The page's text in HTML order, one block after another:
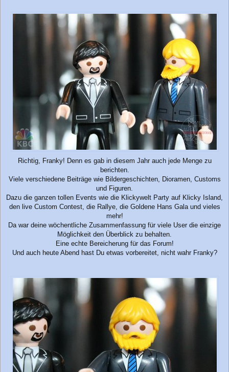
Richtig, Franky! Denn es gab in diesem Jahr auch jede Menge zu
berichten.
Viele verschiedene Beiträge wie Bildergeschichten, Dioramen, Customs
und Figuren.
Dazu die ganzen tollen Events wie die Klickywelt Party auf Klicky Island,
den live Custom Contest, die Rallye, die Goldene Hans Gala und vieles
mehr!
Da war deine wöchentliche Zusammenfassung für viele User die einzige
Möglichkeit den Überblick zu behalten.
Eine echte Bereicherung für das Forum!
Und auch heute Abend hast Du etwas vorbereitet, nicht wahr Franky?